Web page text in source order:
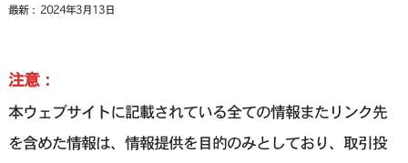
最新： 2024年3月13日
注意：
本ウェブサイトに記載されている全ての情報またリンク先
を含めた情報は、情報提供を目的のみとしており、取引投